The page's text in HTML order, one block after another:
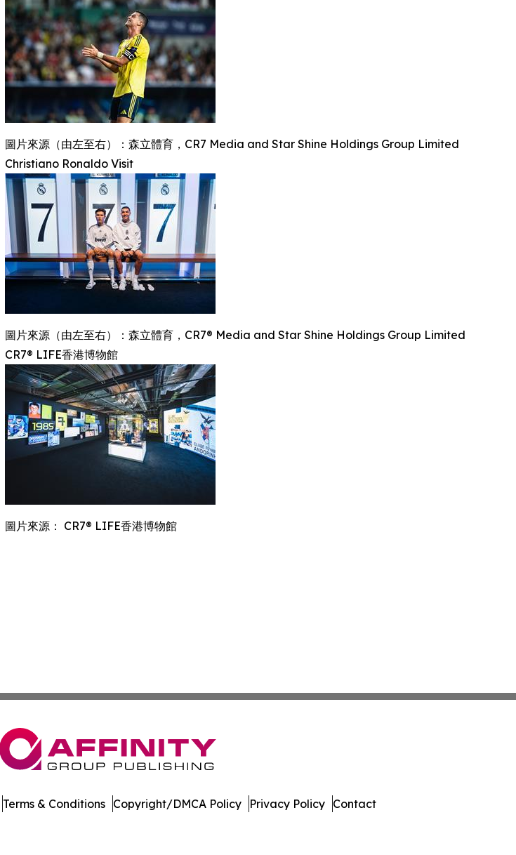
圖片來源（由左至右）：森立體育，CR7 Media and Star Shine Holdings Group Limited
Christiano Ronaldo Visit
圖片來源（由左至右）：森立體育，CR7® Media and Star Shine Holdings Group Limited
CR7® LIFE香港博物館
圖片來源： CR7® LIFE香港博物館
Terms & Conditions Copyright/DMCA Policy Privacy Policy Contact